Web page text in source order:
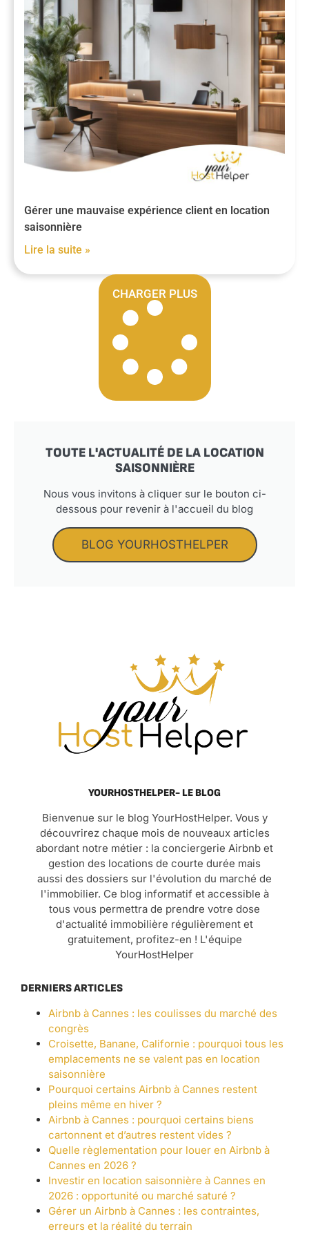
Gérer une mauvaise expérience client en location
saisonnière
Lire la suite »
CHARGER PLUS
TOUTE L'ACTUALITÉ DE LA LOCATION
SAISONNIÈRE
Nous vous invitons à cliquer sur le bouton ci-
dessous pour revenir à l'accueil du blog
BLOG YOURHOSTHELPER
YOURHOSTHELPER- LE BLOG
Bienvenue sur le blog YourHostHelper. Vous y
découvrirez chaque mois de nouveaux articles
abordant notre métier : la conciergerie Airbnb et
gestion des locations de courte durée mais
aussi des dossiers sur l'évolution du marché de
l'immobilier. Ce blog informatif et accessible à
tous vous permettra de prendre votre dose
d'actualité immobilière régulièrement et
gratuitement, profitez-en ! L'équipe
YourHostHelper
DERNIERS ARTICLES
Airbnb à Cannes : les coulisses du marché des
congrès
Croisette, Banane, Californie : pourquoi tous les
emplacements ne se valent pas en location
saisonnière
Pourquoi certains Airbnb à Cannes restent
pleins même en hiver ?
Airbnb à Cannes : pourquoi certains biens
cartonnent et d’autres restent vides ?
Quelle règlementation pour louer en Airbnb à
Cannes en 2026 ?
Investir en location saisonnière à Cannes en
2026 : opportunité ou marché saturé ?
Gérer un Airbnb à Cannes : les contraintes,
erreurs et la réalité du terrain